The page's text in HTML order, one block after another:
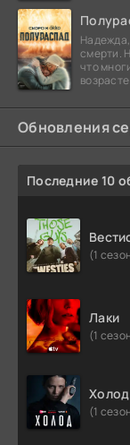
смерти.
что
Обновления
Последние 10
(1
Лаки
(1
Холод
(1